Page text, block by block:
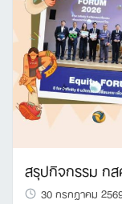
สรุปกิจกรรม ก
30 กรกฎาคม